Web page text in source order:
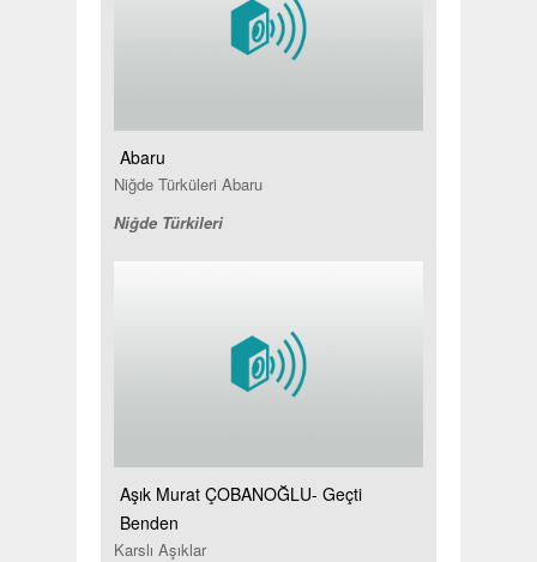
Abaru
Niğde Türküleri Abaru
Niğde Türkileri
Aşık Murat ÇOBANOĞLU- Geçti
Benden
Karslı Aşıklar